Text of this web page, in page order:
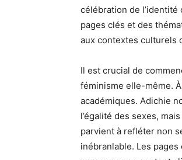
célébration de
pages clés et des
aux contextes culturels
Il est crucial de
féminisme elle-même.
académiques. Adichie
l’égalité des sexes,
parvient à refléter non
inébranlable. Les